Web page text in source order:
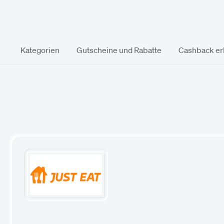
Kategorien Gutscheine und Rabatte Cashback